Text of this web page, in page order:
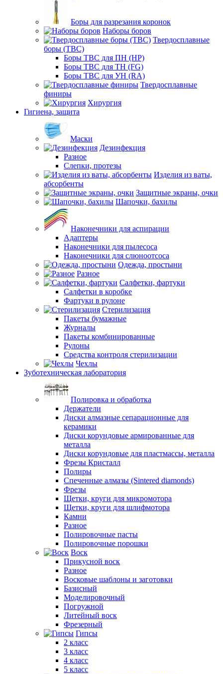
Боры для разрезания коронок
Наборы боров
Твердосплавные
боры (ТВС)
Боры ТВС для ПН (HP)
Боры ТВС для ТН (FG)
Боры ТВС для УН (RA)
Твердосплавные
финиры
Хирургия
Гигиена, защита
Маски
Дезинфекция
Разное
Слепки, протезы
Изделия из ваты,
абсорбенты
Защитные экраны, очки
Шапочки, бахилы
Наконечники для аспирации
Адаптеры
Наконечники для пылесоса
Наконечники для слюноотсоса
Одежда, простыни
Разное
Салфетки, фартуки
Салфетки в коробке
Фартуки в рулоне
Стерилизация
Пакеты бумажные
Журналы
Пакеты комбинированные
Рулоны
Средства контроля стерилизации
Чехлы
Зуботехническая лаборатория
Полировка и обработка
Держатели
Диски алмазные сепарационные для
керамики
Диски корундовые армированные для
металла
Диски корундовые для пластмассы, металла
Фрезы Кристалл
Полиры
Спеченные алмазы (Sintered diamonds)
Фрезы
Щетки, круги для микромотора
Щетки, круги для шлифмотора
Камни
Разное
Полировочные пасты
Полировочные порошки
Воск
Прикусной воск
Разное
Восковые шаблоны и заготовки
Базисный
Моделировочный
Погружной
Литейный воск
Фрезерный
Гипсы
2 класс
3 класс
4 класс
5 класс